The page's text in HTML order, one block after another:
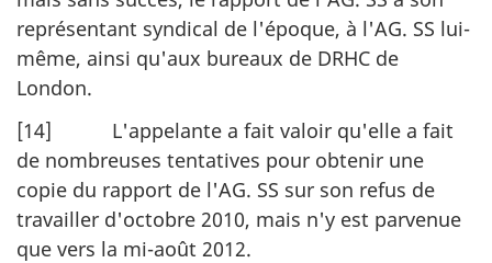
représentant syndical de l'époque, à l'AG. SS lui-
même, ainsi qu'aux bureaux de DRHC de
London.
[14] L'appelante a fait valoir qu'elle a fait
de nombreuses tentatives pour obtenir une
copie du rapport de l'AG. SS sur son refus de
travailler d'octobre 2010, mais n'y est parvenue
que vers la mi-août 2012.